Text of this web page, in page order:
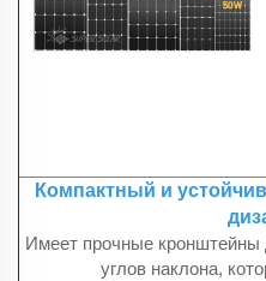
Компактный и
Имеет прочные кронштейны
углов наклона,